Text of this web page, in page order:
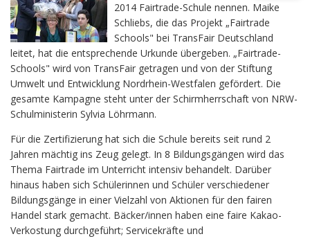
2014 Fairtrade-Schule nennen. Maike
Schliebs, die das Projekt „Fairtrade
Schools" bei TransFair Deutschland
leitet, hat die entsprechende Urkunde übergeben. „Fairtrade-
Schools" wird von TransFair getragen und von der Stiftung
Umwelt und Entwicklung Nordrhein-Westfalen gefördert. Die
gesamte Kampagne steht unter der Schirmherrschaft von NRW-
Schulministerin Sylvia Löhrmann.
Für die Zertifizierung hat sich die Schule bereits seit rund 2
Jahren mächtig ins Zeug gelegt. In 8 Bildungsgängen wird das
Thema Fairtrade im Unterricht intensiv behandelt. Darüber
hinaus haben sich Schülerinnen und Schüler verschiedener
Bildungsgänge in einer Vielzahl von Aktionen für den fairen
Handel stark gemacht. Bäcker/innen haben eine faire Kakao-
Verkostung durchgeführt; Servicekräfte und